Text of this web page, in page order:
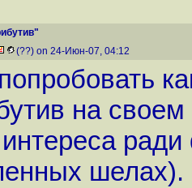
(??) on 24-Июн-07, 04:12
на
шелах).